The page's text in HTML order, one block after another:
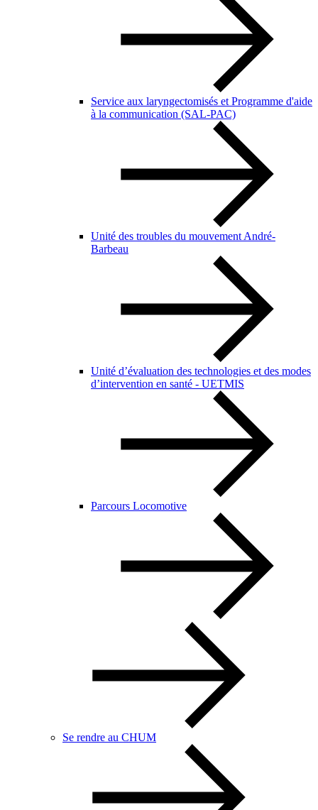
Service aux laryngectomisés et Programme d'aide
à la communication (SAL-PAC)
Unité des troubles du mouvement André-
Barbeau
Unité d’évaluation des technologies et des modes
d’intervention en santé - UETMIS
Parcours Locomotive
Se rendre au CHUM